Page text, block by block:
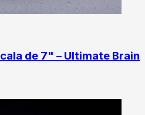
de 7" – Ultimate Brain